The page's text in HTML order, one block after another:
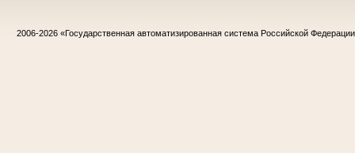
2006-2026 «Государственная автоматизированная система Российской